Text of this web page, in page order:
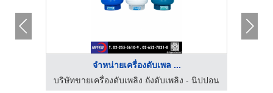
จำหน่ายเครื่องดับเพล ...
บริษัทขายเครื่องดับเพลิง ถังดับเพลิง - นิปปอน